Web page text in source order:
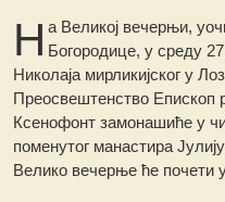
Н а Великој вечерњи,
Богородице, у среду
Николаја мирликијског у
Преосвештенство Епископ
Ксенофонт замонашиће у
поменутог манастира
Велико вечерње ће почети